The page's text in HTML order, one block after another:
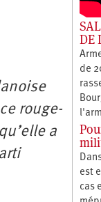
rouge-
a
DE
de
est
cas